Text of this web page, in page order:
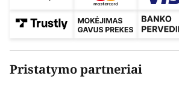
Pristatymo partneriai